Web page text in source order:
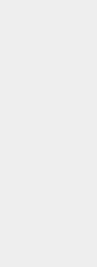
když
v
rohu